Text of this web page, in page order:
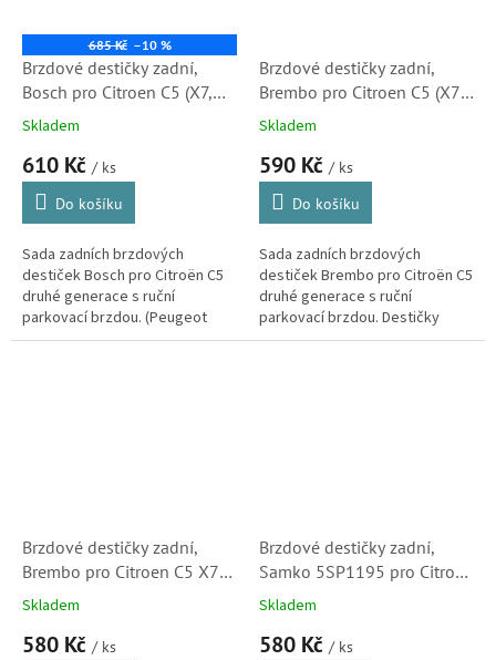
685 Kč –10 %
Brzdové destičky zadní,
Bosch pro Citroen C5 (X7,
0986494095, 425404,
Skladem
610 Kč / ks
Do košíku
Sada zadních brzdových
destiček Bosch pro Citroën C5
druhé generace s ruční
parkovací brzdou. (Peugeot
607a 407)
Brzdové destičky zadní,
Brembo pro Citroen C5 (X7,
425404, 425421, 425491)
Skladem
590 Kč / ks
Do košíku
Sada zadních brzdových
destiček Brembo pro Citroën C5
druhé generace s ruční
parkovací brzdou. Destičky
kvalitou i vlastnostmi
Brzdové destičky zadní,
Brembo pro Citroen C5 X7
(425405)
Skladem
580 Kč / ks
Brzdové destičky zadní,
Samko 5SP1195 pro Citroen
C5 (X7, 425404, 425421,
Skladem
580 Kč / ks